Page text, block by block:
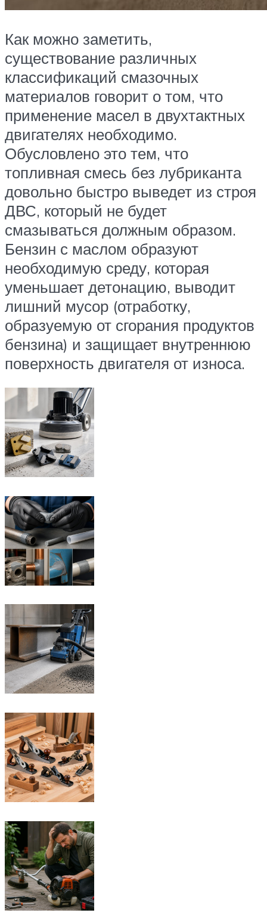
Как можно заметить,
существование различных
классификаций смазочных
материалов говорит о том, что
применение масел в двухтактных
двигателях необходимо.
Обусловлено это тем, что
топливная смесь без лубриканта
довольно быстро выведет из строя
ДВС, который не будет
смазываться должным образом.
Бензин с маслом образуют
необходимую среду, которая
уменьшает детонацию, выводит
лишний мусор (отработку,
образуемую от сгорания продуктов
бензина) и защищает внутреннюю
поверхность двигателя от износа.